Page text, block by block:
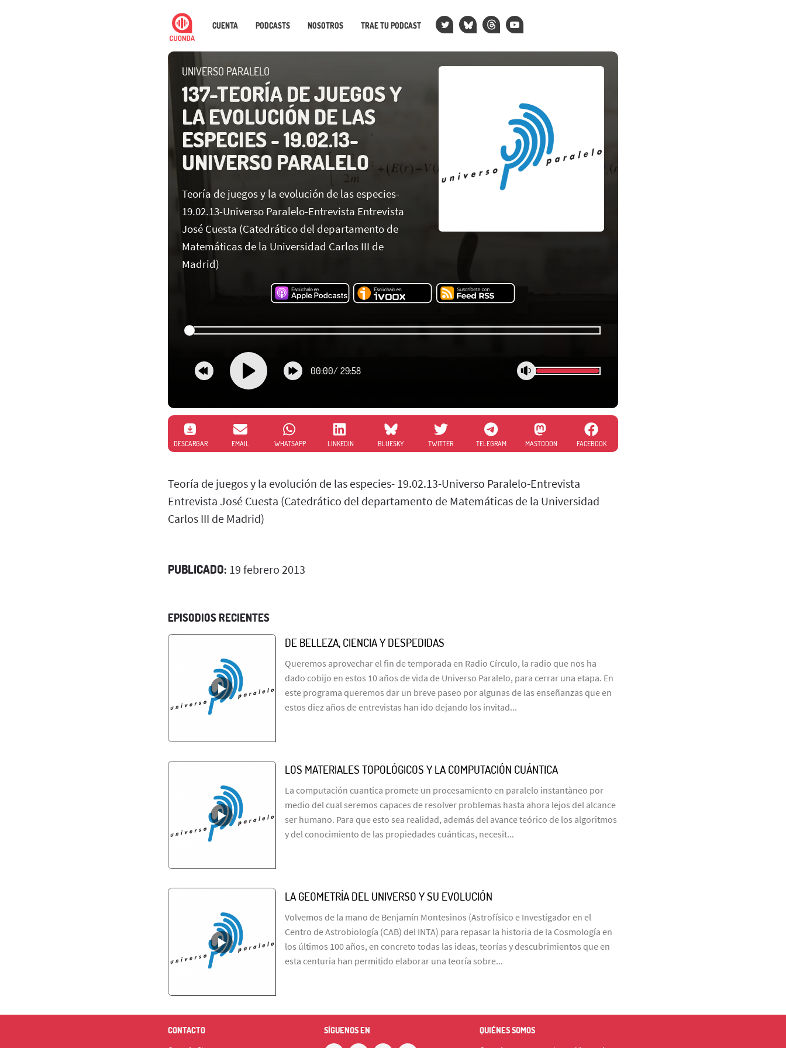
CUENTA PODCASTS NOSOTROS TRAE TU PODCAST
UNIVERSO PARALELO
137-TEORÍA DE JUEGOS Y
LA EVOLUCIÓN DE LAS
ESPECIES - 19.02.13-
UNIVERSO PARALELO
Teoría de juegos y la evolución de las especies-
19.02.13-Universo Paralelo-Entrevista Entrevista
José Cuesta (Catedrático del departamento de
Matemáticas de la Universidad Carlos III de
Madrid)
00:00/ 29:58
DESCARGAR EMAIL WHATSAPP LINKEDIN BLUESKY TWITTER TELEGRAM MASTODON FACEBOOK
Teoría de juegos y la evolución de las especies- 19.02.13-Universo Paralelo-Entrevista
Entrevista José Cuesta (Catedrático del departamento de Matemáticas de la Universidad
Carlos III de Madrid)
PUBLICADO: 19 febrero 2013
EPISODIOS RECIENTES
DE BELLEZA, CIENCIA Y DESPEDIDAS
Queremos aprovechar el fin de temporada en Radio Círculo, la radio que nos ha
dado cobijo en estos 10 años de vida de Universo Paralelo, para cerrar una etapa. En
este programa queremos dar un breve paseo por algunas de las enseñanzas que en
estos diez años de entrevistas han ido dejando los invitad...
LOS MATERIALES TOPOLÓGICOS Y LA COMPUTACIÓN CUÁNTICA
La computación cuantica promete un procesamiento en paralelo instantàneo por
medio del cual seremos capaces de resolver problemas hasta ahora lejos del alcance
ser humano. Para que esto sea realidad, además del avance teórico de los algoritmos
y del conocimiento de las propiedades cuánticas, necesit...
LA GEOMETRÍA DEL UNIVERSO Y SU EVOLUCIÓN
Volvemos de la mano de Benjamín Montesinos (Astrofísico e Investigador en el
Centro de Astrobiología (CAB) del INTA) para repasar la historia de la Cosmología en
los últimos 100 años, en concreto todas las ideas, teorías y descubrimientos que en
esta centuria han permitido elaborar una teoría sobre...
CONTACTO SÍGUENOS EN QUIÉNES SOMOS